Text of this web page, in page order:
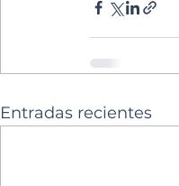
Entradas recientes